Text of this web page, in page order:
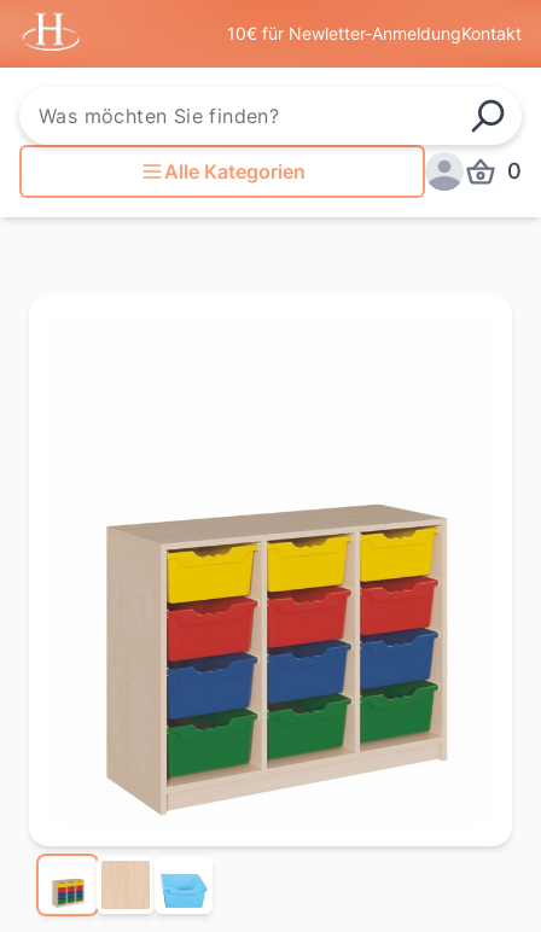
Startseite
10€ für Newletter-AnmeldungKontakt
Alle Kategorien
0